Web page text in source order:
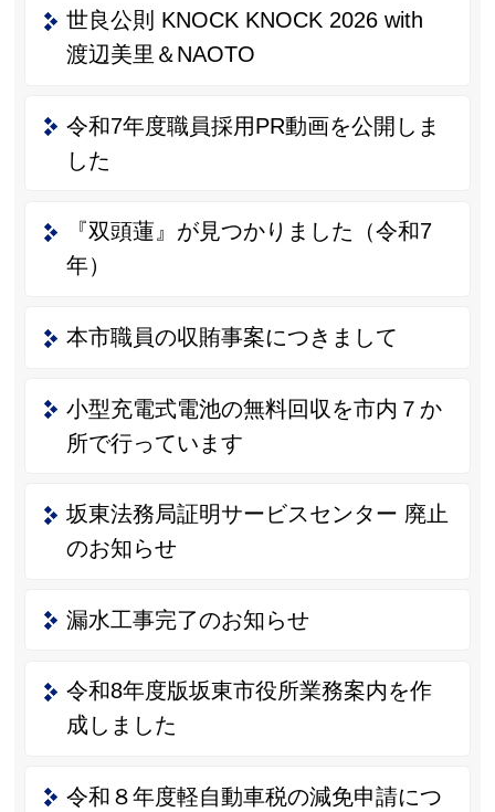
世良公則 KNOCK KNOCK 2026 with
渡辺美里＆NAOTO
令和7年度職員採用PR動画を公開しま
した
『双頭蓮』が見つかりました（令和7
年）
本市職員の収賄事案につきまして
小型充電式電池の無料回収を市内７か
所で行っています
坂東法務局証明サービスセンター 廃止
のお知らせ
漏水工事完了のお知らせ
令和8年度版坂東市役所業務案内を作
成しました
令和８年度軽自動車税の減免申請につ